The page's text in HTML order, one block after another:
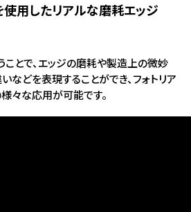
用したリアルな磨耗エッジ
ことで、エッジの磨耗や製造上の微妙
などを表現することができ、フォトリア
々な応用が可能です。